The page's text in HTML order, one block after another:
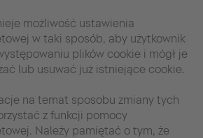
możliwość ustawienia
w taki sposób, aby użytkownik
plików cookie i mógł je
lub usuwać już istniejące cookie.
na temat sposobu zmiany tych
z funkcji pomocy
Należy pamiętać o tym, że